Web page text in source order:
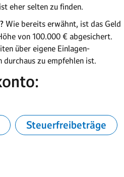
eher selten zu finden.
Wie bereits erwähnt, ist das Geld
von 100.000 € abgesichert.
über eigene Einlagen-
durchaus zu empfehlen ist.
Steuerfreibeträge